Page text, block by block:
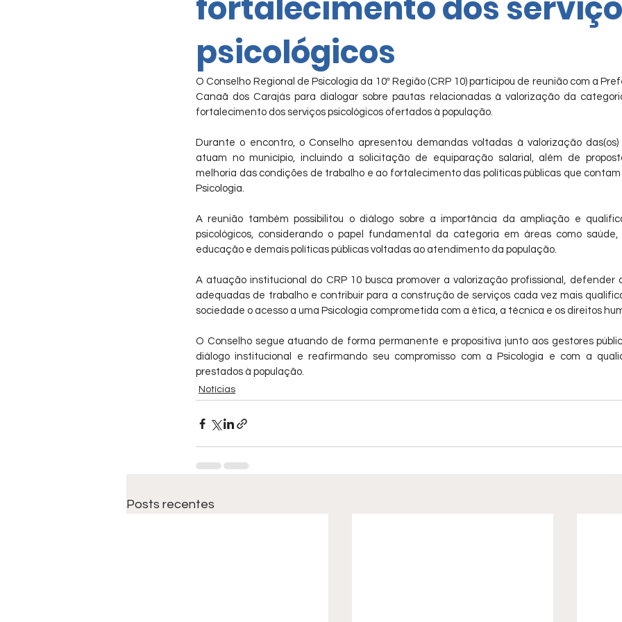
psicológicos
O Conselho Regional de Psicologia da 10ª Região (CRP 10) participou de reunião com a
Canaã dos Carajás para dialogar sobre pautas relacionadas à valorização da
fortalecimento dos serviços psicológicos ofertados à população.
Durante o encontro, o Conselho apresentou demandas voltadas à valorização das(os)
atuam no município, incluindo a solicitação de equiparação salarial, além de
melhoria das condições de trabalho e ao fortalecimento das políticas públicas que
Psicologia.
A reunião também possibilitou o diálogo sobre a importância da ampliação e
psicológicos, considerando o papel fundamental da categoria em áreas como saúde,
educação e demais políticas públicas voltadas ao atendimento da população.
A atuação institucional do CRP 10 busca promover a valorização profissional, defender
adequadas de trabalho e contribuir para a construção de serviços cada vez mais
sociedade o acesso a uma Psicologia comprometida com a ética, a técnica e os direitos
O Conselho segue atuando de forma permanente e propositiva junto aos gestores
diálogo institucional e reafirmando seu compromisso com a Psicologia e com a
prestados à população.
Notícias
Posts recentes